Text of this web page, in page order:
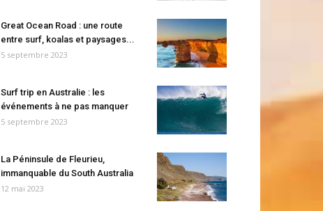
Great Ocean Road : une route
entre surf, koalas et paysages...
5 septembre 2023
Surf trip en Australie : les
événements à ne pas manquer
5 septembre 2023
La Péninsule de Fleurieu,
immanquable du South Australia
12 mai 2023